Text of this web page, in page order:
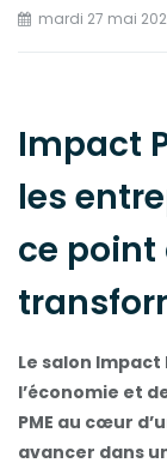
mardi 27 mai
Impact
les
ce
Le salon Impact
l’économie et
PME au cœur
avancer dans